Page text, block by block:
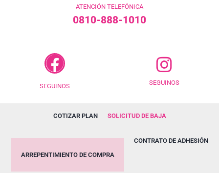
ATENCIÓN TELEFÓNICA
0810-888-1010
SEGUINOS SEGUINOS
COTIZAR PLAN SOLICITUD DE BAJA
ARREPENTIMIENTO DE COMPRA
CONTRATO DE ADHESIÓN